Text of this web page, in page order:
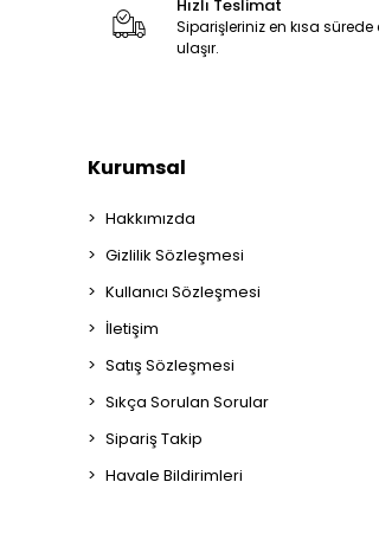
Hızlı Teslimat
Siparişleriniz en kısa sürede
ulaşır.
Kurumsal
Hakkımızda
Gizlilik Sözleşmesi
Kullanıcı Sözleşmesi
İletişim
Satış Sözleşmesi
Sıkça Sorulan Sorular
Sipariş Takip
Havale Bildirimleri